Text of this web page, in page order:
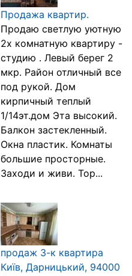
Продажа квартир.
Продаю светлую уютную
2х комнатную квартиру -
студию . Левый берег 2
мкр. Район отличный все
под рукой. Дом
кирпичный теплый
1/14эт.дом Эта высокий.
Балкон застекленный.
Окна пластик. Комнаты
большие просторные.
Заходи и живи. Тор...
продаж 3-к квартира
Київ, Дарницький, 94000